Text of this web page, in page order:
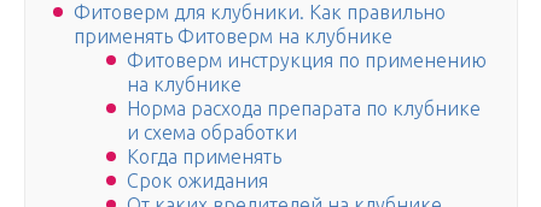
Фитоверм для клубники. Как правильно
применять Фитоверм на клубнике
Фитоверм инструкция по применению
на клубнике
Норма расхода препарата по клубнике
и схема обработки
Когда применять
Срок ожидания